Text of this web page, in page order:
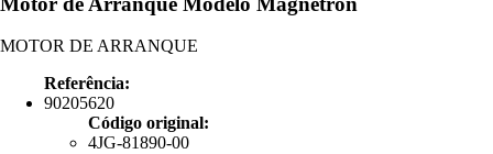
MOTOR DE ARRANQUE
Referência:
90205620
Código original:
4JG-81890-00